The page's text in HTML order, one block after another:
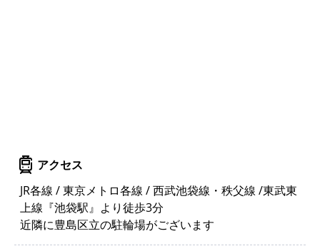
アクセス
JR各線 / 東京メトロ各線 / 西武池袋線・秩父線 /東武東
上線『池袋駅』より徒歩3分
近隣に豊島区立の駐輪場がございます